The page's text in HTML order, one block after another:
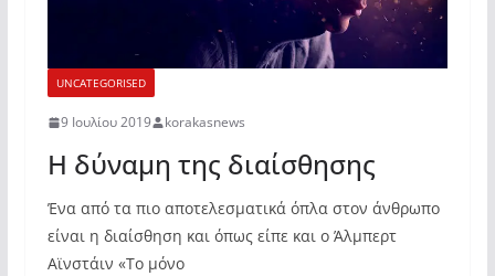
UNCATEGORISED
9 Ιουλίου 2019 korakasnews
Η δύναμη της διαίσθησης
Ένα από τα πιο αποτελεσματικά όπλα στον άνθρωπο
είναι η διαίσθηση και όπως είπε και ο Άλμπερτ
Αϊνστάιν «Το μόνο